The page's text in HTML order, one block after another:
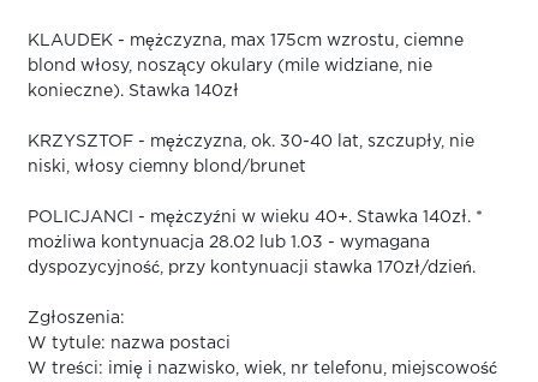
KLAUDEK - mężczyzna, max 175cm wzrostu, ciemne
blond włosy, noszący okulary (mile widziane, nie
konieczne). Stawka 140zł
KRZYSZTOF - mężczyzna, ok. 30-40 lat, szczupły, nie
niski, włosy ciemny blond/brunet
POLICJANCI - mężczyźni w wieku 40+. Stawka 140zł. *
możliwa kontynuacja 28.02 lub 1.03 - wymagana
dyspozycyjność, przy kontynuacji stawka 170zł/dzień.
Zgłoszenia:
W tytule: nazwa postaci
W treści: imię i nazwisko, wiek, nr telefonu, miejscowość